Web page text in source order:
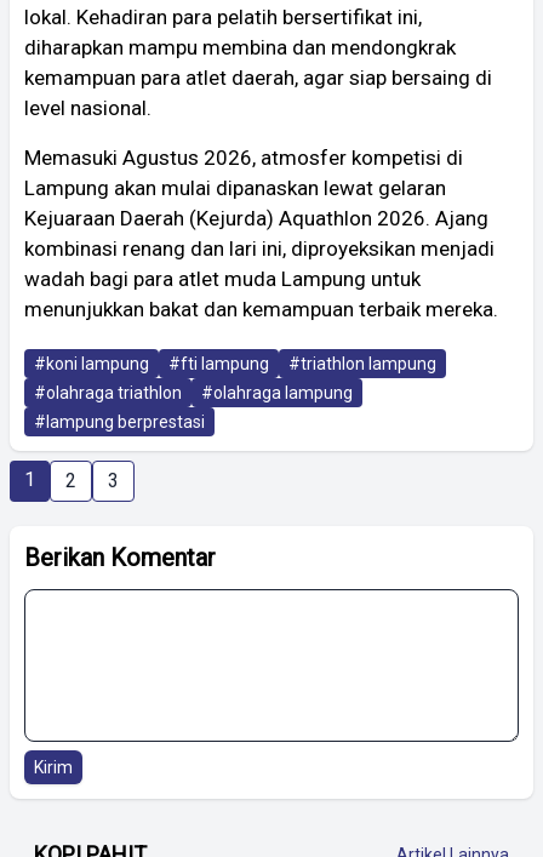
lokal. Kehadiran para pelatih bersertifikat ini,
diharapkan mampu membina dan mendongkrak
kemampuan para atlet daerah, agar siap bersaing di
level nasional.
​Memasuki Agustus 2026, atmosfer kompetisi di
Lampung akan mulai dipanaskan lewat gelaran
Kejuaraan Daerah (Kejurda) Aquathlon 2026. Ajang
kombinasi renang dan lari ini, diproyeksikan menjadi
wadah bagi para atlet muda Lampung untuk
menunjukkan bakat dan kemampuan terbaik mereka.
#koni lampung #fti lampung
#triathlon lampung
#olahraga triathlon
#olahraga lampung
#lampung berprestasi
1 2 3
Berikan Komentar
Kirim